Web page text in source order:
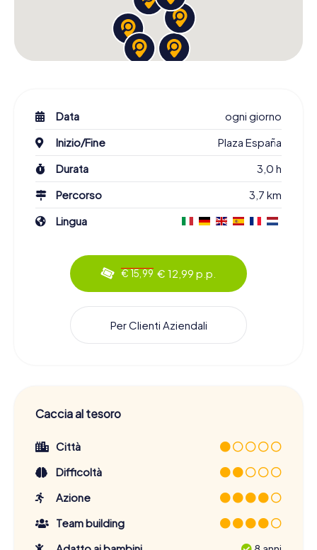
Data
ogni giorno
Inizio/Fine
Plaza España
Durata
3,0 h
Percorso
3,7 km
Lingua
€ 15,99 € 12,99 p.p.
Per Clienti Aziendali
Caccia al tesoro
Città
Difficoltà
Azione
Team building